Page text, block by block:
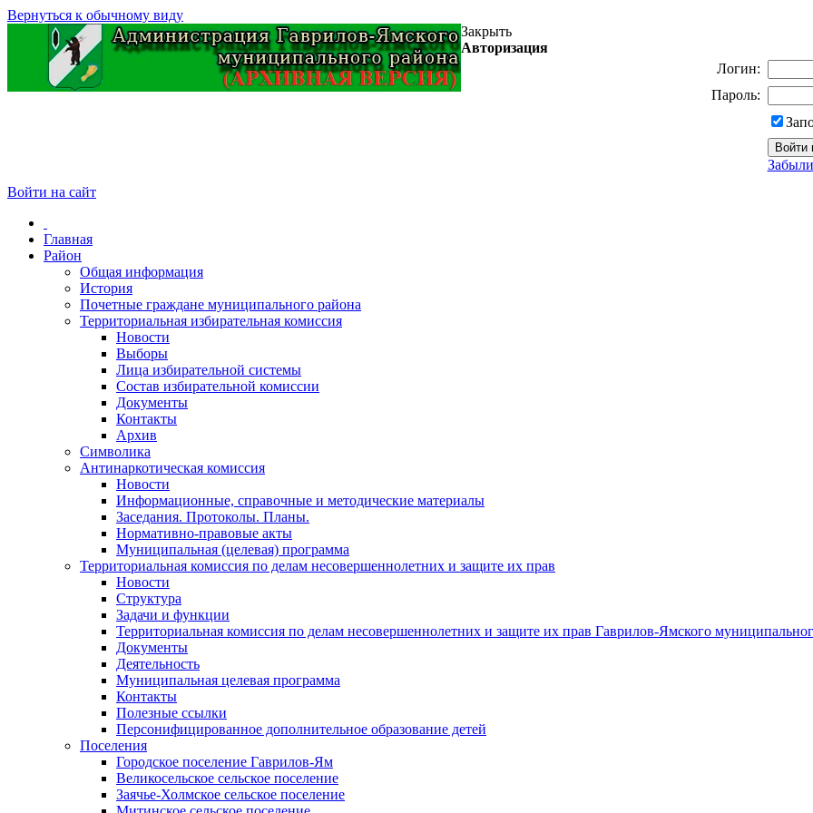
Вернуться к обычному виду
Закрыть
Авторизация
Логин:
Пароль:
Войти на сайт
Главная
Район
Общая информация
История
Почетные граждане муниципального района
Территориальная избирательная комиссия
Новости
Выборы
Лица избирательной системы
Состав избирательной комиссии
Документы
Контакты
Архив
Символика
Антинаркотическая комиссия
Новости
Информационные, справочные и методические материалы
Заседания. Протоколы. Планы.
Нормативно-правовые акты
Муниципальная (целевая) программа
Территориальная комиссия по делам несовершеннолетних и защите их прав
Новости
Структура
Задачи и функции
Территориальная комиссия по делам несовершеннолетних и защите их прав Гаврилов-Ямского
Документы
Деятельность
Муниципальная целевая программа
Контакты
Полезные ссылки
Персонифицированное дополнительное образование детей
Поселения
Городское поселение Гаврилов-Ям
Великосельское сельское поселение
Заячье-Холмское сельское поселение